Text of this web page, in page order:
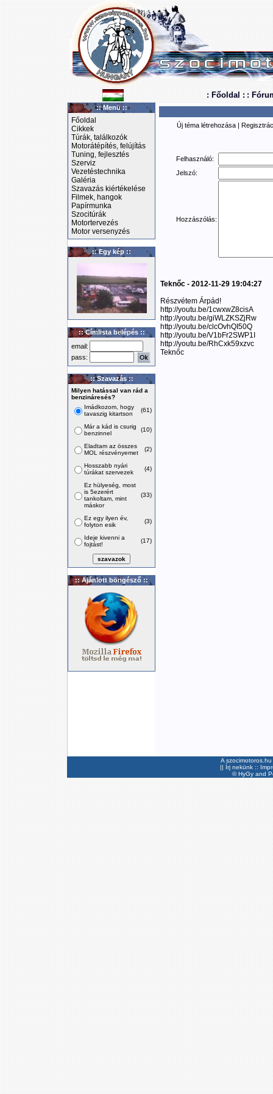
: Főoldal : :
:: Menü ::
Főoldal
Cikkek
Túrák, találkozók
Motorátépítés, felújítás
Tuning, fejlesztés
Szerviz
Vezetéstechnika
Galéria
Szavazás kiértékelése
Filmek, hangok
Papírmunka
Szocitúrák
Motortervezés
Motor versenyzés
:: Egy kép ::
:: Címlista belépés ::
email:
pass:
:: Szavazás ::
Milyen hatással van rád a
benzináresés?
Imádkozom, hogy
tavaszig kitartson
(61)
Már a kád is csurig
benzinnel
(10)
Eladtam az összes
MOL részvényemet
(2)
Hosszabb nyári
túrákat szervezek
(4)
Ez hülyeség, most
is 5ezerért
tankoltam, mint
máskor
(33)
Ez egy ilyen év,
folyton esik
(3)
Ideje kivenni a
fojtást!
(17)
:: Ajánlott böngésző ::
Új téma létrehozása |
Felhasználó:
Jelszó:
Hozzászólás:
Teknőc - 2012-11-29 19:04:27
Részvétem Árpád!
http://youtu.be/1cwxwZ8cisA
http://youtu.be/giWLZKSZjRw
http://youtu.be/clcOvhQI50Q
http://youtu.be/V1bFr2SWP1I
http://youtu.be/RhCxk59xzvc
Teknőc
A
|| Írj nekünk ::
©HyGyand